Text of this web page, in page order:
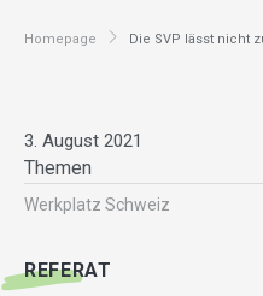
Homepage Die SVP lässt nicht
3. August 2021
Themen
Werkplatz Schweiz
REFERAT